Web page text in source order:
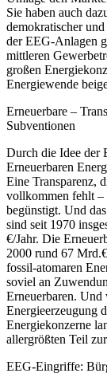
Sie haben auch
demokratischer
der EEG-Anlagen
mittleren
großen
Energiewende
Erneuerbare –
Subventionen
Durch die Idee der
Erneuerbaren
Eine Transparenz,
vollkommen fehlt –
begünstigt. Und
sind seit 1970
€/Jahr. Die
2000 rund 67
fossil-atomaren
soviel an
Erneuerbaren. Und
Energieerzeugung
Energiekonzerne
allergrößten Teil
EEG-Eingriffe: